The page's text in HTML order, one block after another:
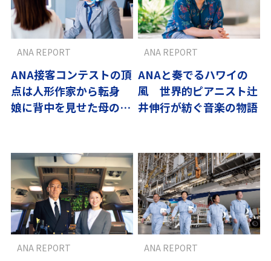
ANA接客コンテストの頂
点は人形作家から転身
娘に背中を見せた母の挑
ANA REPORT
ANAと奏でるハワイの
風 世界的ピアニスト辻
井伸行が紡ぐ音楽の物語
ANA REPORT
ANA REPORT ANA REPORT